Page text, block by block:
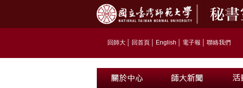
回師大 回首頁 English 電子報 聯絡我們